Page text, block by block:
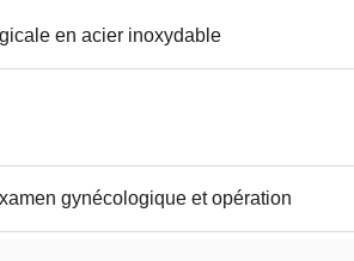
en acier inoxydable
gynécologique et opération